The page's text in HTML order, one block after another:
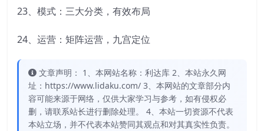
23、模式：三大分类，有效布局
24、运营：矩阵运营，九宫定位
文章声明： 1、本网站名称：利达库 2、本站永久网
址：https://www.lidaku.com/ 3、本网站的文章部分内
容可能来源于网络，仅供大家学习与参考，如有侵权必
删，请联系站长进行删除处理。 4、本站一切资源不代表
本站立场，并不代表本站赞同其观点和对其真实性负责。